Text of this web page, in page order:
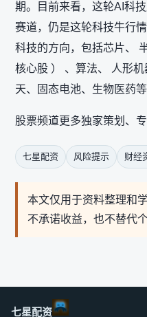
期。目前来看，这轮AI科
赛道，仍是这轮科技牛行
科技的方向，包括芯片、
核心股 ） 、算法、 人形
天、固态电池、生物医药等
股票频道更多独家策划、
七星配资 风险提示 财经
本文仅用于资料整理和
不承诺收益，也不替代
七星配资